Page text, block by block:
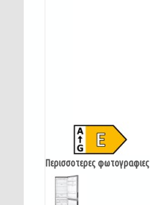
Περισσοτερες φωτογραφιες